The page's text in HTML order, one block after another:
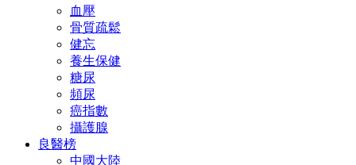
血壓
骨質疏鬆
健忘
養生保健
糖尿
頻尿
癌指數
攝護腺
良醫榜
中國大陸